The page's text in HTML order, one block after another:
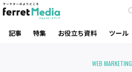
記事 特集 お役立ち資料 ツール
WEB MARKETING